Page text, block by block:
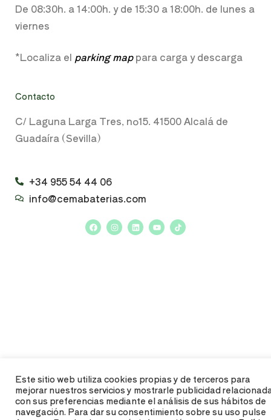
De 08:30h. a14:00h. y de 15:30 a 18:00h. de lunes a
viernes
*Localiza el parking map para carga y descarga
Contacto
C/ Laguna Larga Tres, nº15. 41500 Alcalá de
Guadaíra (Sevilla)
+34 955 54 44 06
info@cemabaterias.com
Este sitio web utiliza cookies propias y de terceros para
mejorar nuestros servicios y mostrarle publicidad
con sus preferencias mediante el análisis de sus hábitos de
navegación. Para dar su consentimiento sobre su uso pulse